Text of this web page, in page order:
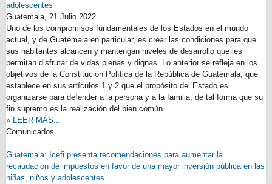
adolescentes
Guatemala, 21 Julio 2022
Uno de los compromisos fundamentales de los Estados en el mundo
actual, y de Guatemala en particular, es crear las condiciones para que
sus habitantes alcancen y mantengan niveles de desarrollo que les
permitan disfrutar de vidas plenas y dignas. Lo anterior se refleja en los
objetivos de la Constitución Política de la República de Guatemala, que
establece en sus artículos 1 y 2 que el propósito del Estado es
organizarse para defender a la persona y a la familia, de tal forma que su
fin supremo es la realización del bien común.
» LEER MÁS...
Comunicados
Guatemala: Icefi presenta recomendaciones para aumentar la
recaudación de impuestos en favor de una mayor inversión pública en las
niñas, niños y adolescentes